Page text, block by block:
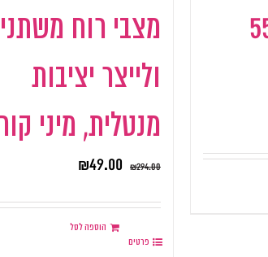
מצבי רוח
ולייצר יציבות
מנטלית, מיני
₪294.00
₪49.00
הוספה לסל
פרטים